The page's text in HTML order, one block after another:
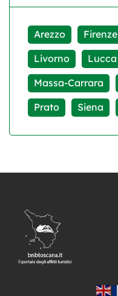
Arezzo Firenze
Livorno
Lucca
Massa-Carrara
Prato
Siena